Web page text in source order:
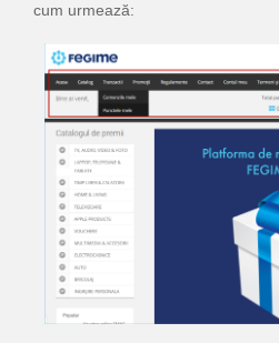
cum urmează: